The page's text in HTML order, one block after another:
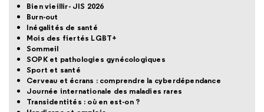
Bien vieillir- JIS 2026
Burn-out
Inégalités de santé
Mois des fiertés LGBT+
Sommeil
SOPK et pathologies gynécologiques
Sport et santé
Cerveau et écrans : comprendre la cyberdépendance
Journée internationale des maladies rares
Transidentités : où en est-on ?